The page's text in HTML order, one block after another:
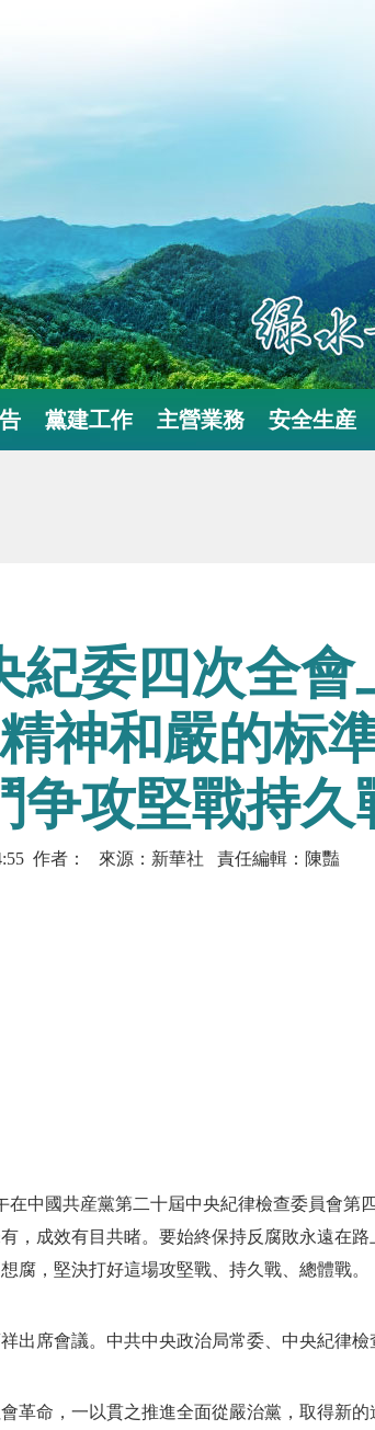
黨建工作 主營業務 安全生産
紀委四次全
神和嚴的标
争攻堅戰持久
作者： 來源：新華社 責任編輯：陳豔
中國共産黨第二十屆中央紀律檢查委員會第
，成效有目共睹。要始終保持反腐敗永遠在
腐，堅決打好這場攻堅戰、持久戰、總體戰。
出席會議。中共中央政治局常委、中央紀律檢
革命，一以貫之推進全面從嚴治黨，取得新